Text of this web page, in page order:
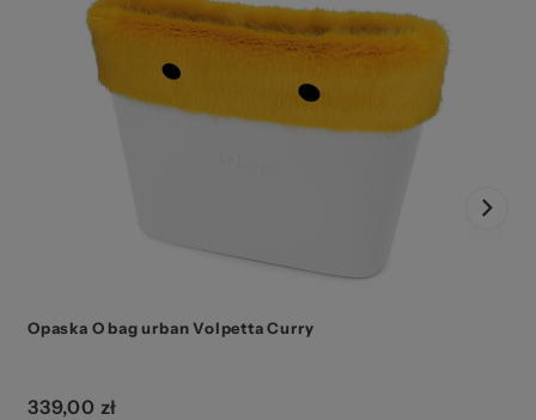
Opaska O bag urban Volpetta Curry
339,00 zł